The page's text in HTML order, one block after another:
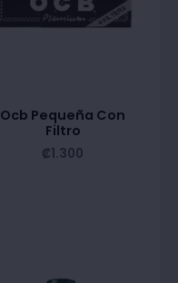
Ocb Pequeña Con
Filtro
₡1.300